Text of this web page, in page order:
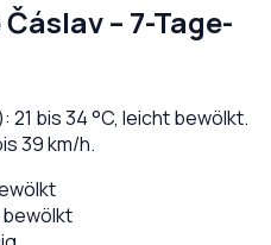
Čáslav– 7-Tage-
21 bis34°C, leicht bewölkt.
39km/h.